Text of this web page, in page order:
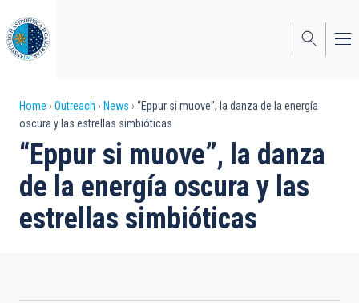
to
main
content
Breadcrumb
Home Outreach News
“Eppur si muove”, la danza de la energía
oscura y las estrellas simbióticas
“Eppur si muove”, la danza
de la energía oscura y las
estrellas simbióticas